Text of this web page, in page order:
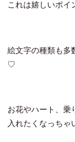
これは嬉しいポイ
絵文字の種類も多
♡
お花やハート、乗
入れたくなっちゃ